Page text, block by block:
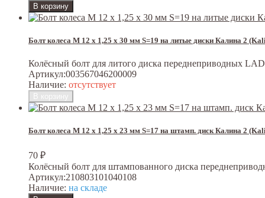
Болт колеса М 12 х 1,25 х 30 мм S=19 на литые диски Калина 2
Колёсный болт для литого диска переднеприводных
Артикул:003567046200009
Наличие: отсутствует
Болт колеса М 12 х 1,25 х 23 мм S=17 на штамп. диск Калина 2
70 ₽
Колёсный болт для штампованного диска
Артикул:210803101040108
Наличие: на складе